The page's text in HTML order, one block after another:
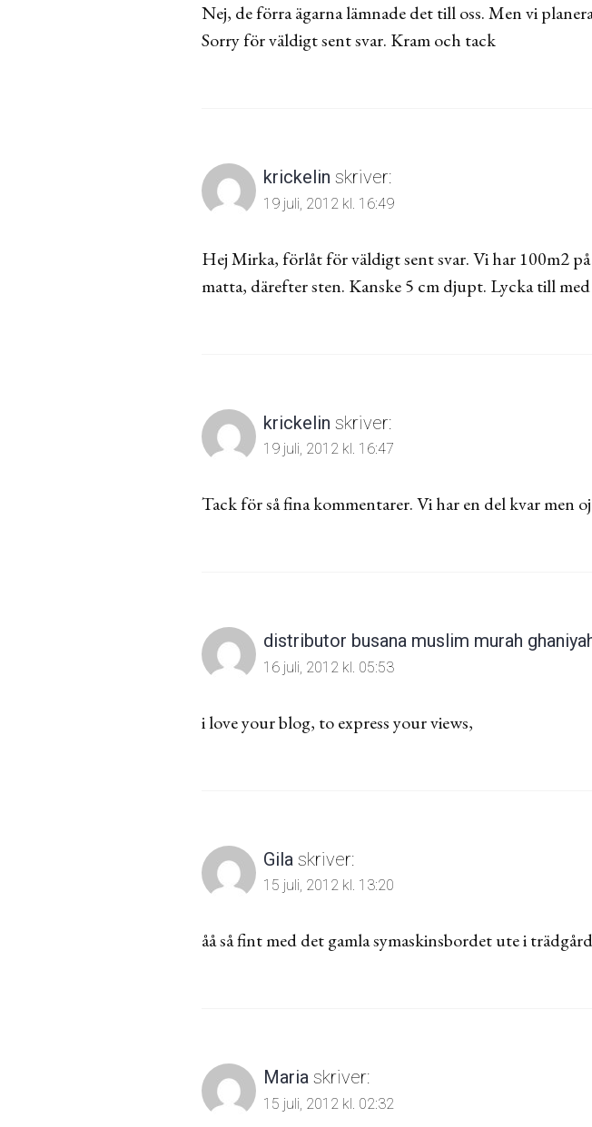
Nej, de förra ägarna lämnade det till oss. Men vi
Sorry för väldigt sent svar. Kram och tack
krickelin skriver:
19 juli, 2012 kl. 16:49
Hej Mirka, förlåt för väldigt sent svar. Vi har 100m2
matta, därefter sten. Kanske 5 cm djupt. Lycka till
krickelin skriver:
19 juli, 2012 kl. 16:47
Tack för så fina kommentarer. Vi har en del kvar men
distributor busana muslim murah
16 juli, 2012 kl. 05:53
i love your blog, to express your views,
Gila skriver:
15 juli, 2012 kl. 13:20
åå så fint med det gamla symaskinsbordet ute i
Maria skriver:
15 juli, 2012 kl. 02:32